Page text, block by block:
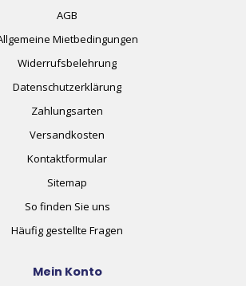
AGB
Mietbedingungen
Widerrufsbelehrung
Datenschutzerklärung
Zahlungsarten
Versandkosten
Kontaktformular
Sitemap
So finden Sie uns
Häufig gestellte Fragen
Mein Konto